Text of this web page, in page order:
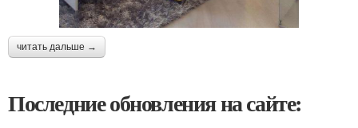
читать дальше →
Последние обновления на сайте: